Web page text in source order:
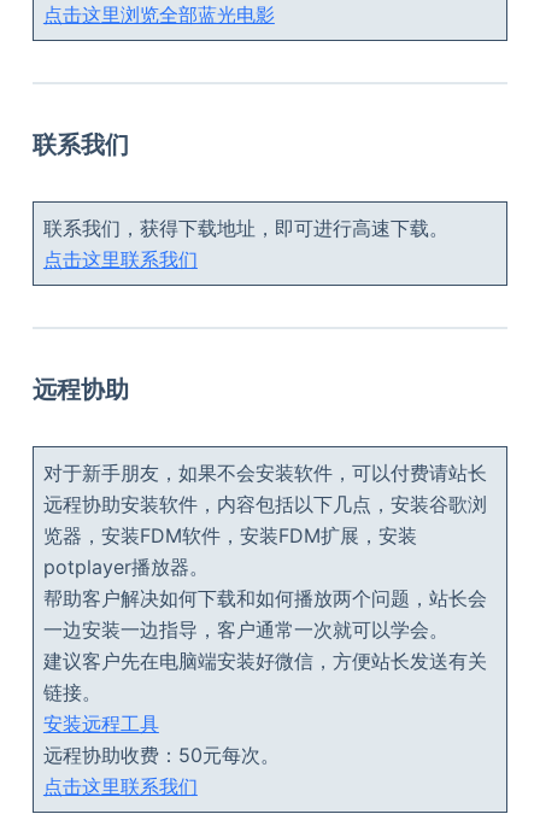
点击这里浏览全部蓝光电影
联系我们
联系我们，获得下载地址，即可进行高速下载。
点击这里联系我们
远程协助
对于新手朋友，如果不会安装软件，可以付费请站长
远程协助安装软件，内容包括以下几点，安装谷歌浏
览器，安装FDM软件，安装FDM扩展，安装
potplayer播放器。
帮助客户解决如何下载和如何播放两个问题，站长会
一边安装一边指导，客户通常一次就可以学会。
建议客户先在电脑端安装好微信，方便站长发送有关
链接。
安装远程工具
远程协助收费：50元每次。
点击这里联系我们